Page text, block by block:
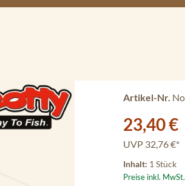
Artikel-Nr.
Verkaufspreis:
23,40 €
UVP 32,76 €*
Inhalt: 1 Stück
Preise inkl.